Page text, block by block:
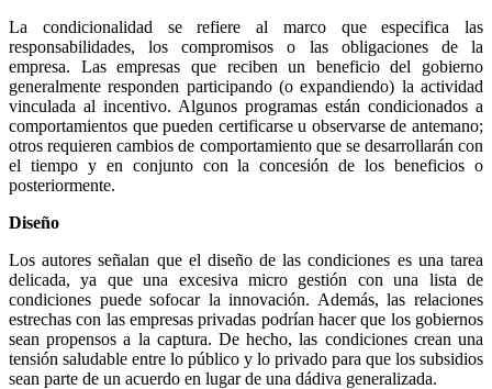
La condicionalidad se refiere al marco que especifica las
responsabilidades, los compromisos o las obligaciones de la
empresa. Las empresas que reciben un beneficio del gobierno
generalmente responden participando (o expandiendo) la actividad
vinculada al incentivo. Algunos programas están condicionados a
comportamientos que pueden certificarse u observarse de antemano;
otros requieren cambios de comportamiento que se desarrollarán con
el tiempo y en conjunto con la concesión de los beneficios o
posteriormente.
Diseño
Los autores señalan que el diseño de las condiciones es una tarea
delicada, ya que una excesiva micro gestión con una lista de
condiciones puede sofocar la innovación. Además, las relaciones
estrechas con las empresas privadas podrían hacer que los gobiernos
sean propensos a la captura. De hecho, las condiciones crean una
tensión saludable entre lo público y lo privado para que los subsidios
sean parte de un acuerdo en lugar de una dádiva generalizada.